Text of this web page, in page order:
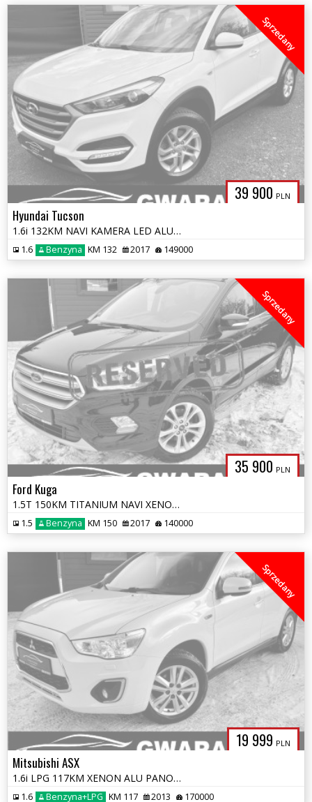
39 900 PLN
Sprzedany
Hyundai Tucson
1.6i 132KM NAVI KAMERA LED ALU Grz.FOTELE KLIMATRONIK 2xPDC OPŁATY
1.6 Benzyna KM 132 2017 149000
35 900 PLN
Sprzedany
Ford Kuga
1.5T 150KM TITANIUM NAVI XENON SKÓRY El.Klapa Grz.Fotele+Kierownica PD
1.5 Benzyna KM 150 2017 140000
19 999 PLN
Sprzedany
Mitsubishi ASX
1.6i LPG 117KM XENON ALU PANORAMA NAVI KAMERA PDC OPŁATY GWARANCJA
1.6 Benzyna+LPG KM 117 2013 170000